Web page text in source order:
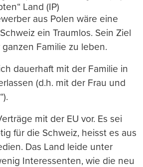
Land (IP)
aus Polen wäre eine
ein Traumlos. Sein Ziel
Familie zu leben.
dauerhaft mit der Familie in
(d.h. mit der Frau und
mit der EU vor. Es sei
für die Schweiz, heisst es aus
Das Land leide unter
Interessenten, wie die neu